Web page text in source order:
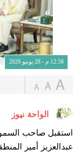
12:58 م - 28 يونيو 2026
الواحة نيوز
استقبل صاحب
عبدالعزيز أمير